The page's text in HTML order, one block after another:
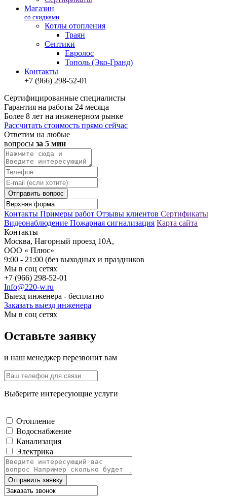
Магазин
со скидками
Котлы отопления
Траян
Септики
Евролос
Тополь (Эко-Гранд)
Контакты
+7 (966) 298-52-01
Сертифицированные специалисты
Гарантия на работы 24 месяца
Более 8 лет на инженерном рынке
Рассчитать стоимость прямо сейчас
Ответим на любые
вопросы за 5 мин
Отправить вопрос
Контакты Примеры работ Отзывы клиентов Сертификаты
Видеонаблюдение Пожарная сигнализация Карта сайта
Контакты
Москва, Нагорный проезд 10А,
ООО « Плюс»
9:00 - 21:00 (без выходных и праздников
Мы в соц сетях
+7 (966) 298-52-01
Info@220-w.ru
Выезд инженера - бесплатно
Заказать выезд инженера
Мы в соц сетях
Оставьте заявку
и наш менеджер перезвонит вам
Выберите интересующие услуги
Отопление
Водоснабжение
Канализация
Электрика
Отправить заявку